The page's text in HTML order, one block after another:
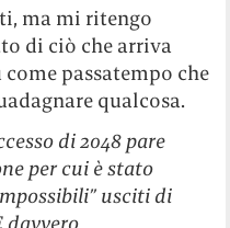
ma mi ritengo
di ciò che arriva
passatempo che
qualcosa.
di 2048 pare
per cui è stato
usciti di